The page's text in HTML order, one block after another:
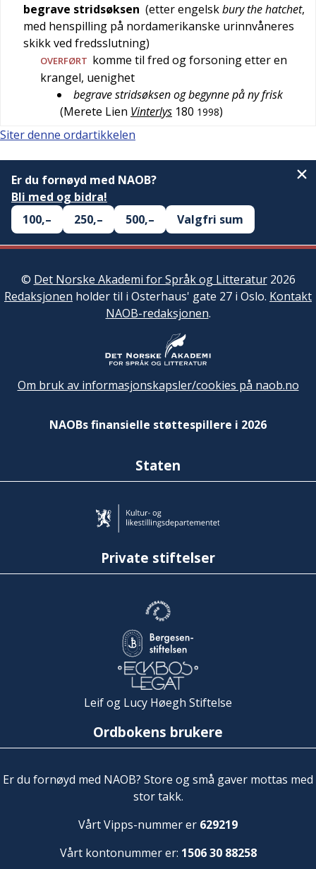
begrave stridsøksen (etterengelskbury the hatchet,
med henspilling på nordamerikanske urinnvåneres
skikk ved fredsslutning)
OVERFØRT komme til fred og forsoning etter en
krangel, uenighet
begrave stridsøksen og begynne på ny frisk
(Merete Lien Vinterlys 180 1998)
Siter denne ordartikkelen
Er du fornøyd med NAOB?
Bli med og bidra!
100,–
250,– 500,– Valgfri sum
© Det Norske Akademi for Språk og Litteratur2026
Redaksjonen holder til i Osterhaus' gate 27 i Oslo. Kontakt
NAOB-redaksjonen.
Om bruk av informasjonskapsler/cookies på naob.no
NAOBs finansielle støttespillere i 2026
Staten
Private stiftelser
Leif og Lucy Høegh Stiftelse
Ordbokens brukere
Er du fornøyd med NAOB? Store og små gaver mottas med
stor takk.
Vårt Vipps-nummer er 629219
Vårt kontonummer er: 1506 30 88258